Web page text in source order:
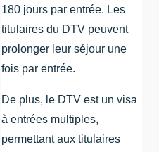
180 jours par entrée. Les
titulaires du DTV peuvent
prolonger leur séjour une
fois par entrée.
De plus, le DTV est un visa
à entrées multiples,
permettant aux titulaires